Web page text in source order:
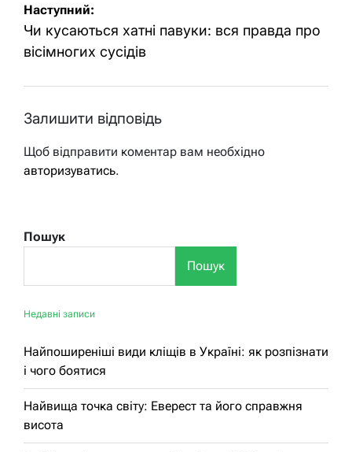
Наступний:
Чи кусаються хатні павуки: вся правда про
вісімногих сусідів
Залишити відповідь
Щоб відправити коментар вам необхідно
авторизуватись.
Пошук
Пошук
Недавні записи
Найпоширеніші види кліщів в Україні: як розпізнати
і чого боятися
Найвища точка світу: Еверест та його справжня
висота